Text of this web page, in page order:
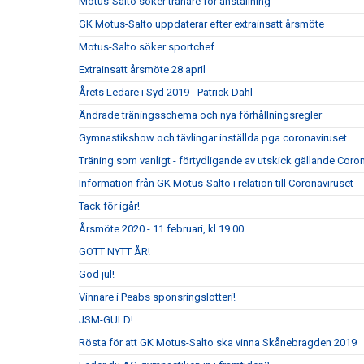
GK Motus-Salto uppdaterar efter extrainsatt årsmöte
Motus-Salto söker sportchef
Extrainsatt årsmöte 28 april
Årets Ledare i Syd 2019 - Patrick Dahl
Ändrade träningsschema och nya förhållningsregler
Gymnastikshow och tävlingar inställda pga coronaviruset
Träning som vanligt - förtydligande av utskick gällande
Information från GK Motus-Salto i relation till Coronaviruset
Tack för igår!
Årsmöte 2020 - 11 februari, kl 19.00
GOTT NYTT ÅR!
God jul!
Vinnare i Peabs sponsringslotteri!
JSM-GULD!
Rösta för att GK Motus-Salto ska vinna Skånebragden 2019